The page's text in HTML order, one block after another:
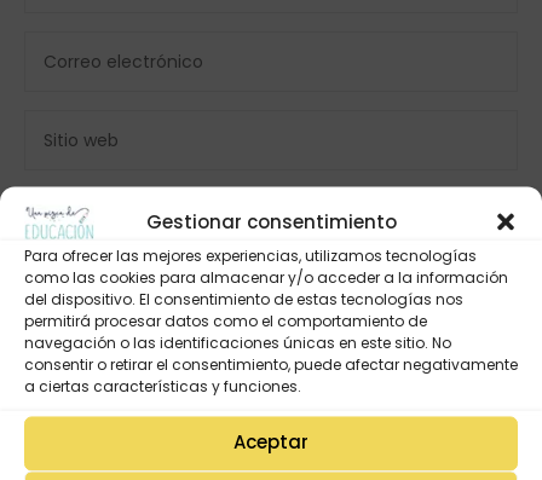
Gestionar consentimiento
Para ofrecer las mejores experiencias, utilizamos tecnologías
como las cookies para almacenar y/o acceder a la información
del dispositivo. El consentimiento de estas tecnologías nos
permitirá procesar datos como el comportamiento de
navegación o las identificaciones únicas en este sitio. No
consentir o retirar el consentimiento, puede afectar negativamente
a ciertas características y funciones.
Aceptar